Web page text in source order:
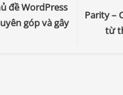
đề WordPress
góp và gây
Parity –
từ